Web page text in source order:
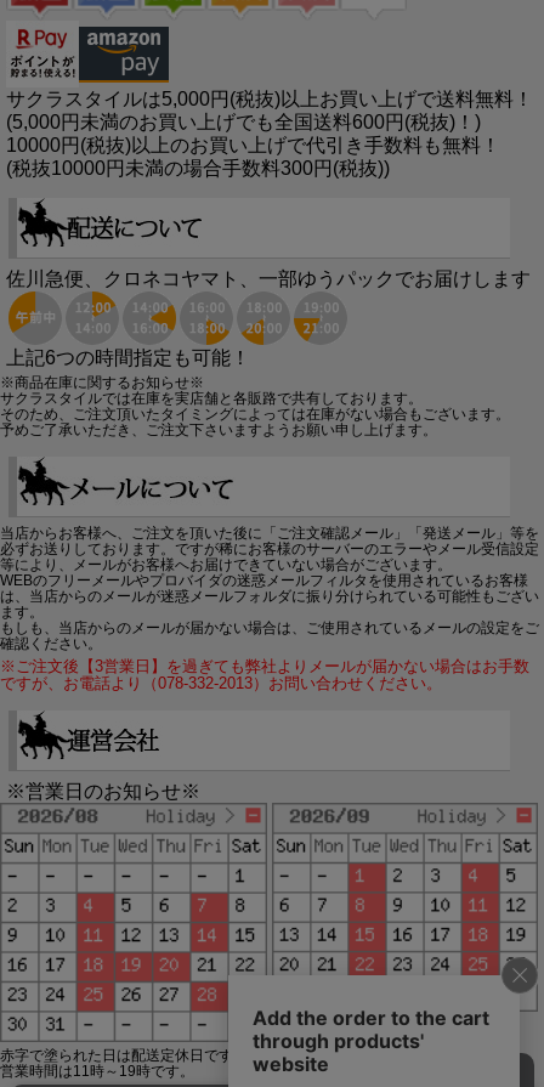
サクラスタイルは5,000円(税抜)以上お買い上げで送料無料！
(5,000円未満のお買い上げでも全国送料600円(税抜)！)
10000円(税抜)以上のお買い上げで代引き手数料も無料！
(税抜10000円未満の場合手数料300円(税抜))
佐川急便、クロネコヤマト、一部ゆうパックでお届けします
上記6つの時間指定も可能！
※商品在庫に関するお知らせ※
サクラスタイルでは在庫を実店舗と各販路で共有しております。
そのため、ご注文頂いたタイミングによっては在庫がない場合もございます。
予めご了承いただき、ご注文下さいますようお願い申し上げます。
当店からお客様へ、ご注文を頂いた後に「ご注文確認メール」「発送メール」等を
必ずお送りしております。ですが稀にお客様のサーバーのエラーやメール受信設定
等により、メールがお客様へお届けできていない場合がございます。
WEBのフリーメールやプロバイダの迷惑メールフィルタを使用されているお客様
は、当店からのメールが迷惑メールフォルダに振り分けられている可能性もござい
ます。
もしも、当店からのメールが届かない場合は、ご使用されているメールの設定をご
確認ください。
※ご注文後【3営業日】を過ぎても弊社よりメールが届かない場合はお手数
ですが、お電話より（078-332-2013）お問い合わせください。
※営業日のお知らせ※
赤字で塗られた日は配送定休日です。
営業時間は11時～19時です。